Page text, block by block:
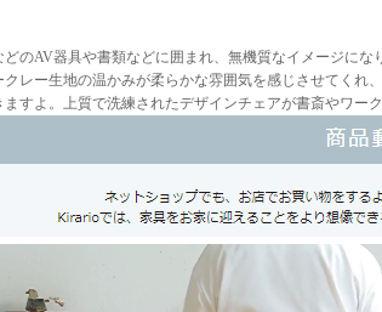
どのAV器具や書類などに囲まれ、無機質なイメージに
クレー生地の温かみが柔らかな雰囲気を感じさせてく
ますよ。上質で洗練されたデザインチェアが書斎やワー